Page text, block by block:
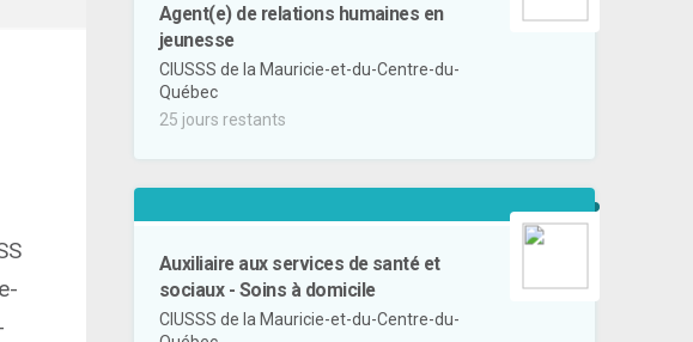
Agent(e) de relations humaines en
jeunesse
CIUSSS de la Mauricie-et-du-Centre-du-
Québec
25 jours restants
Auxiliaire aux services de santé et
sociaux - Soins à domicile
CIUSSS de la Mauricie-et-du-Centre-du-